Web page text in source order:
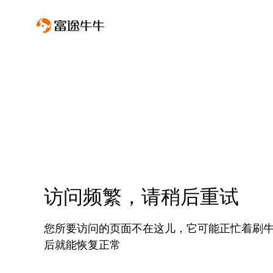
访问频繁，请稍后重试
您所要访问的页面不在这儿，它可能正忙着刷
后就能恢复正常